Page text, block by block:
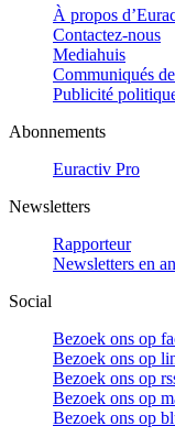
À propos
Contactez-nous
Mediahuis
Communiqués
Publicité
Abonnements
Euractiv Pro
Newsletters
Rapporteur
Newsletters en
Social
Bezoek ons op
Bezoek ons op
Bezoek ons op
Bezoek ons op
Bezoek ons op